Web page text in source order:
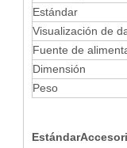
Estándar
Visualización de
Fuente de
Dimensión
Peso
Estándar